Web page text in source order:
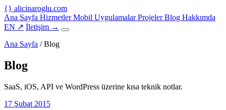
{} alicinaroglu.com
Ana Sayfa HizmetlerMobil UygulamalarProjelerBlog Hakkımda
EN ↗ İletişim →
Ana Sayfa /Blog
Blog
SaaS, iOS, API ve WordPress üzerine kısa teknik notlar.
17 Şubat 2015